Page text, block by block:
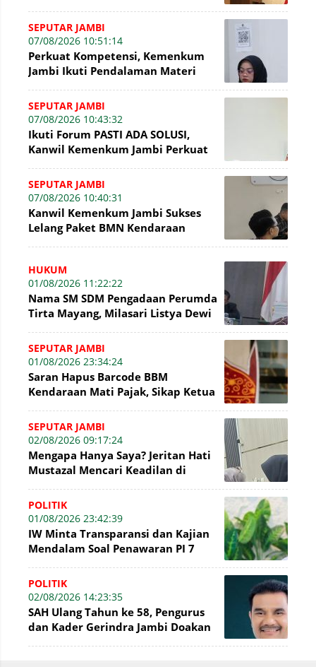
SEPUTAR JAMBI
07/08/2026 10:51:14
Perkuat Kompetensi, Kemenkum
Jambi Ikuti Pendalaman Materi
Perundang-undangan
SEPUTAR JAMBI
07/08/2026 10:43:32
Ikuti Forum PASTI ADA SOLUSI,
Kanwil Kemenkum Jambi Perkuat
SEPUTAR JAMBI
07/08/2026 10:40:31
Kanwil Kemenkum Jambi Sukses
Lelang Paket BMN Kendaraan
HUKUM
01/08/2026 11:22:22
Nama SM SDM Pengadaan Perumda
Tirta Mayang, Milasari Listya Dewi
SEPUTAR JAMBI
01/08/2026 23:34:24
Saran Hapus Barcode BBM
Kendaraan Mati Pajak, Sikap Ketua
Hukum
SEPUTAR JAMBI
02/08/2026 09:17:24
Mengapa Hanya Saya? Jeritan Hati
Mustazal Mencari Keadilan di
Jambi
POLITIK
01/08/2026 23:42:39
IW Minta Transparansi dan Kajian
Mendalam Soal Penawaran PI 7
POLITIK
02/08/2026 14:23:35
SAH Ulang Tahun ke 58, Pengurus
dan Kader Gerindra Jambi Doakan